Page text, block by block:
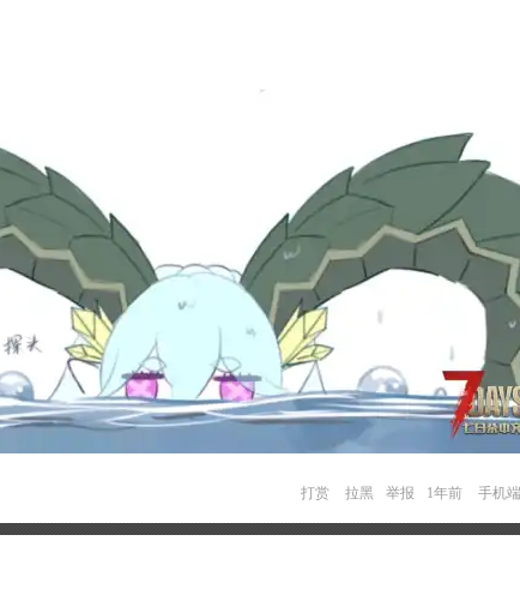
打赏 拉黑 举报 1年前 手机端